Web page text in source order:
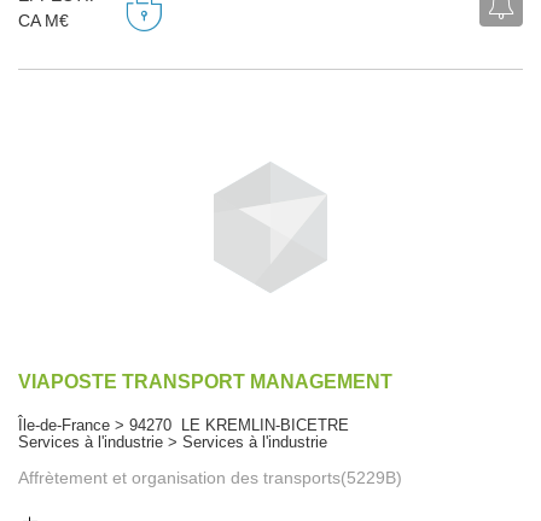
CA M€
VIAPOSTE TRANSPORT MANAGEMENT
Île-de-France > 94270 LE KREMLIN-BICETRE
Services à l'industrie > Services à l'industrie
Affrètement et organisation des transports(5229B)